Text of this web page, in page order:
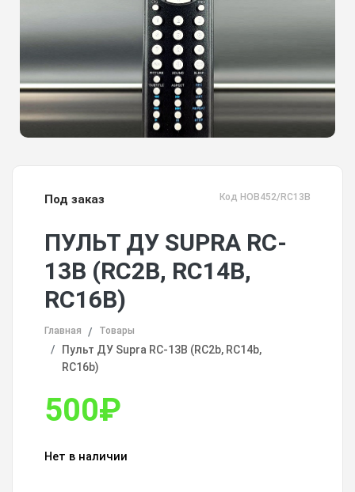
Под заказ Код HOB452/RC13B
ПУЛЬТ ДУ SUPRA RC-
13B (RC2B, RC14B,
RC16B)
Главная Товары
Пульт ДУ Supra RC-13B (RC2b, RC14b,
RC16b)
500₽
Нет в наличии